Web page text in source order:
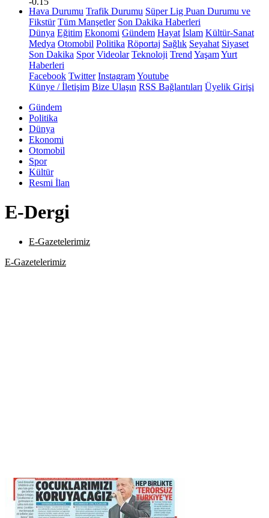
Hava Durumu Trafik Durumu Süper Lig Puan Durumu ve
Fikstür Tüm Manşetler Son Dakika Haberleri
Dünya Eğitim Ekonomi Gündem Hayat İslam Kültür-Sanat
Medya Otomobil Politika Röportaj Sağlık Seyahat Siyaset
Son Dakika Spor Videolar Teknoloji Trend YaşamYurt
Haberleri
Facebook Twitter InstagramYoutube
Künye / İletişim Bize Ulaşın RSS Bağlantıları Üyelik Girişi
Gündem
Politika
Dünya
Ekonomi
Otomobil
Spor
Kültür
Resmi İlan
E-Dergi
E-Gazetelerimiz
E-Gazetelerimiz